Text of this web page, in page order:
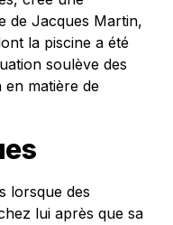
de Jacques Martin,
la piscine a été
soulève des
en matière de
lorsque des
lui après que sa